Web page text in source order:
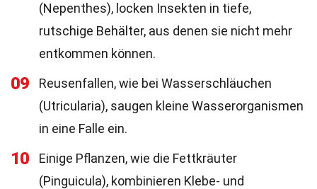
(Nepenthes), locken Insekten in tiefe,
rutschige Behälter, aus denen sie nicht mehr
entkommen können.
09
Reusenfallen, wie bei Wasserschläuchen
(Utricularia), saugen kleine Wasserorganismen
in eine Falle ein.
10
Einige Pflanzen, wie die Fettkräuter
(Pinguicula), kombinieren Klebe- und